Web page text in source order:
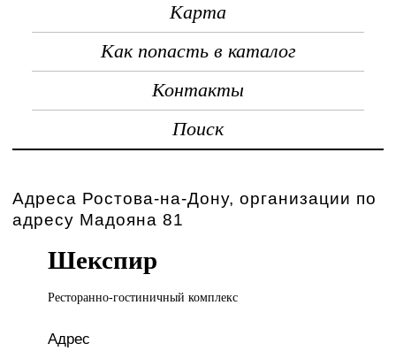
Карта
Как попасть в каталог
Контакты
Поиск
Адреса Ростова-на-Дону, организации по
адресу Мадояна 81
Шекспир
Ресторанно-гостиничный комплекс
Адрес